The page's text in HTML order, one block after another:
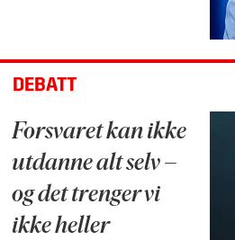
DEBATT
Forsvaret kan ikke
utdanne alt selv –
og det trenger vi
ikke heller